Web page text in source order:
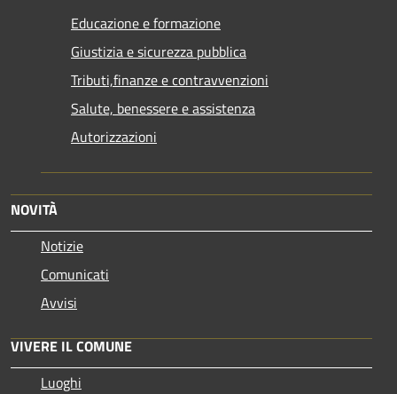
Educazione e formazione
Giustizia e sicurezza pubblica
Tributi,finanze e contravvenzioni
Salute, benessere e assistenza
Autorizzazioni
NOVITÀ
Notizie
Comunicati
Avvisi
VIVERE IL COMUNE
Luoghi